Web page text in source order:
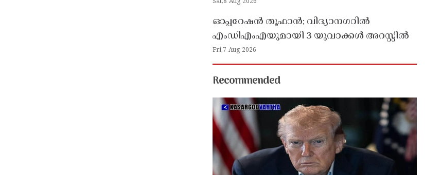
Sat,8 Aug 2026
ഓപ്പറേഷൻ തൂഫാൻ; വിദ്യാനഗറിൽ
എംഡിഎംഎയുമായി 3 യുവാക്കൾ അറസ്റ്റിൽ
Fri,7 Aug 2026
Recommended